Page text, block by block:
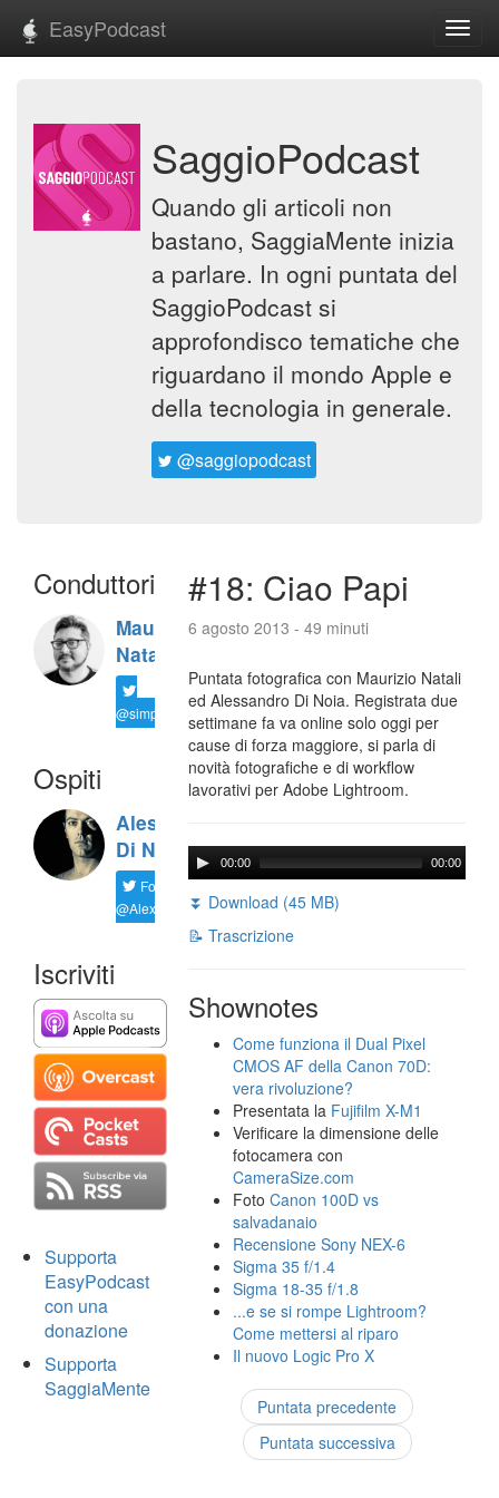
EasyPodcast
SaggioPodcast
Quando gli articoli non
bastano, SaggiaMente inizia
a parlare. In ogni puntata del
SaggioPodcast si
approfondisco tematiche che
riguardano il mondo Apple e
della tecnologia in generale.
@saggiopodcast
Conduttori
Maurizio
Natali
@simplemal
Ospiti
Alessandro
Di Noia
Follow
@AlexD75
Iscriviti
Supporta
EasyPodcast
con una
donazione
Supporta
SaggiaMente
#18: Ciao Papi
6 agosto 2013 - 49 minuti
Puntata fotografica con Maurizio Natali
ed Alessandro Di Noia. Registrata due
settimane fa va online solo oggi per
cause di forza maggiore, si parla di
novità fotografiche e di workflow
lavorativi per Adobe Lightroom.
00:00 00:00
⏬ Download (45 MB)
📝 Trascrizione
Shownotes
Come funziona il Dual Pixel
CMOS AF della Canon 70D:
vera rivoluzione?
Presentata la Fujifilm X-M1
Verificare la dimensione delle
fotocamera con
CameraSize.com
FotoCanon 100D vs
salvadanaio
Recensione Sony NEX-6
Sigma 35 f/1.4
Sigma 18-35 f/1.8
...e se si rompe Lightroom?
Come mettersi al riparo
Il nuovo Logic Pro X
Puntata precedente
Puntata successiva